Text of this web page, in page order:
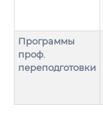
Программы
проф.
переподготовки